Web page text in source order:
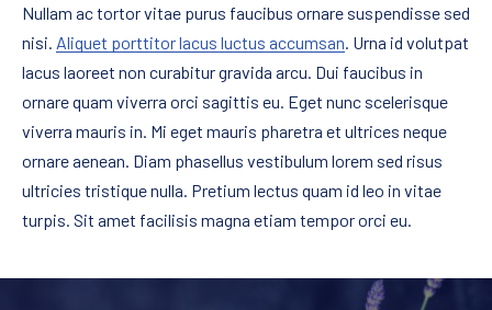
Nullam ac tortor vitae purus faucibus ornare suspendisse sed
nisi. Aliquet porttitor lacus luctus accumsan . Urna id volutpat
lacus laoreet non curabitur gravida arcu. Dui faucibus in
ornare quam viverra orci sagittis eu. Eget nunc scelerisque
viverra mauris in. Mi eget mauris pharetra et ultrices neque
ornare aenean. Diam phasellus vestibulum lorem sed risus
ultricies tristique nulla. Pretium lectus quam id leo in vitae
turpis. Sit amet facilisis magna etiam tempor orci eu.